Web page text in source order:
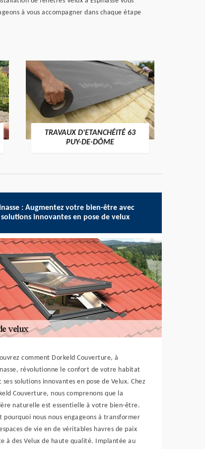
à vous accompagner dans chaque étape
TRAVAUX D'ETANCHÉITÉ 63
PUY-DE-DÔME
: Augmentez votre bien-être avec
solutions innovantes en pose de velux
comment Dorkeld Couverture, à
révolutionne le confort de votre habitat
ses solutions innovantes en pose de Velux. Chez
Couverture, nous comprenons que la
naturelle est essentielle à votre bien-être.
pourquoi nous nous engageons à transformer
de vie en de véritables havres de paix
à des Velux de haute qualité. Implantée au